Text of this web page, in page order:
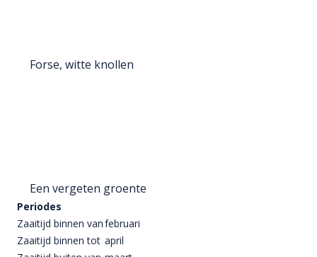
Forse, witte knollen
Een vergeten groente
Periodes
Zaaitijd binnen vanfebruari
Zaaitijd binnen tot april